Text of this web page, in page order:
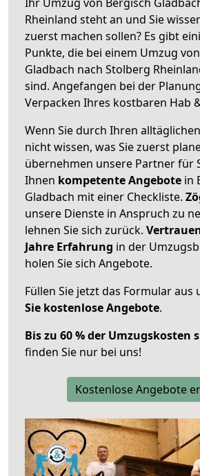
Rheinland steht an und Sie
zuerst machen sollen? Es gibt
Punkte, die bei einem Umzug
Gladbach nach Stolberg
sind. Angefangen bei der
Verpacken Ihres kostbaren Hab
Wenn Sie durch Ihren
nicht wissen, was Sie zuerst
übernehmen unsere Partner für
Ihnen kompetente Angebote in
Gladbach mit einer Checkliste.
unsere Dienste in Anspruch zu
lehnen Sie sich zurück.
Jahre Erfahrung in der
holen Sie sich Angebote.
Füllen Sie jetzt das Formular aus
Sie kostenlose Angebote.
Bis zu 60 % der Umzugskosten
finden Sie nur bei uns!
Kostenlose Angebote